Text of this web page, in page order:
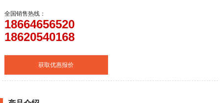
全国销售热线：
18664656520
18620540168
获取优惠报价